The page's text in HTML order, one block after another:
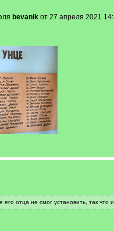
bevanikот 27 апреля 2021
отца не смог установить, так